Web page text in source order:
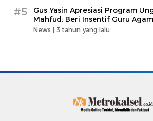
#5
Gus Yasin Apresiasi Program
Mahfud: Beri Insentif Guru
News | 3 tahun yang lalu